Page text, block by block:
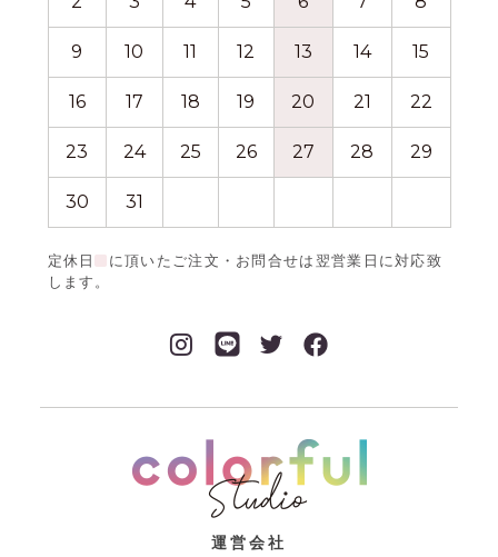
9 10 11 12 13 14 15
16 17 18 19 20 21 22
23 24 25 26 27 28 29
30 31
定休日
に頂いたご注文・お問合せは翌営業日に対応致
します。
運営会社